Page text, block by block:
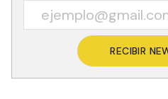
RECIBIR